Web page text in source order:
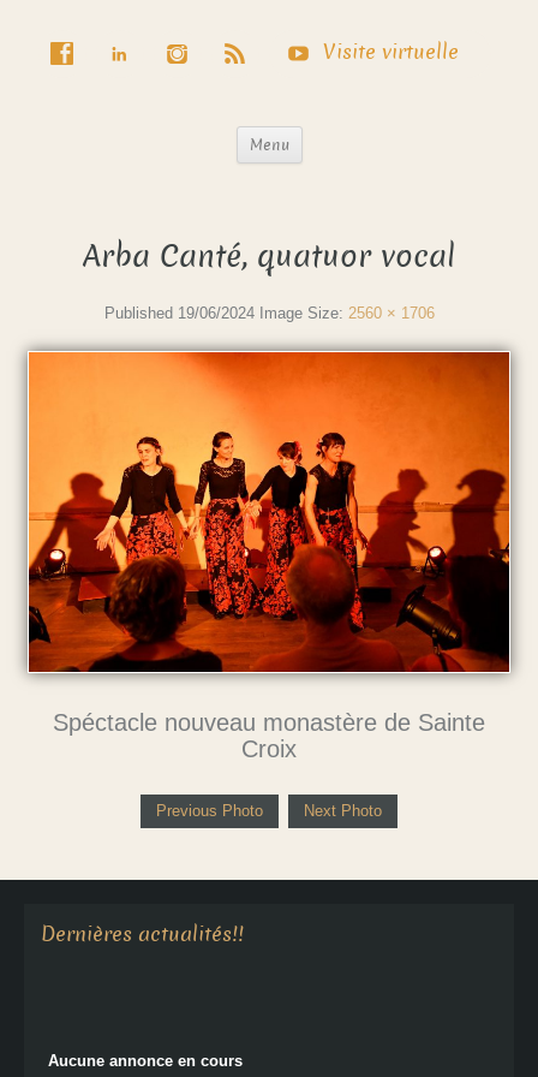
Visite virtuelle
Menu
Arba Canté, quatuor vocal
Published 19/06/2024 Image Size: 2560 × 1706
Spéctacle nouveau monastère de Sainte
Croix
Previous Photo Next Photo
Dernières actualités!!
Aucune annonce en cours
Aucune annonce en cours